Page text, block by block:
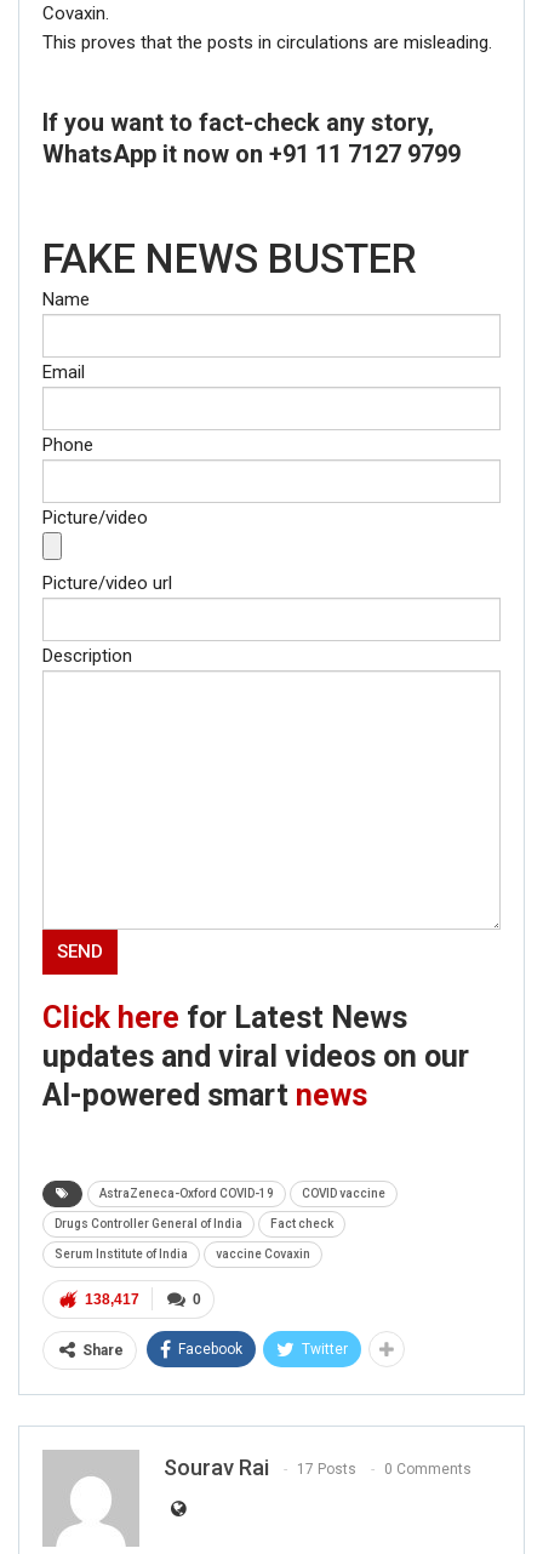
Covaxin.
This proves that the posts in circulations are misleading.
If you want to fact-check any story,
WhatsApp it now on +91 11 7127 9799
FAKE NEWS BUSTER
Name
Email
Phone
Picture/video
Picture/video url
Description
Click here for Latest News
updates and viral videos on our
AI-powered smart news
AstraZeneca-Oxford COVID-19 COVID vaccine
Drugs Controller General of India Fact check
Serum Institute of India vaccine Covaxin
0
138,417
Share Facebook Twitter
Sourav Rai 17 Posts 0 Comments